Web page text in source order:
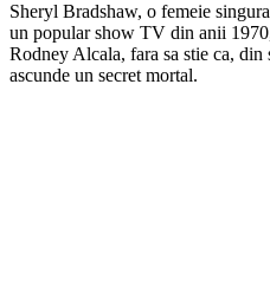
Sheryl Bradshaw, o femeie
un popular show TV din anii
Rodney Alcala, fara sa stie ca, din
ascunde un secret mortal.